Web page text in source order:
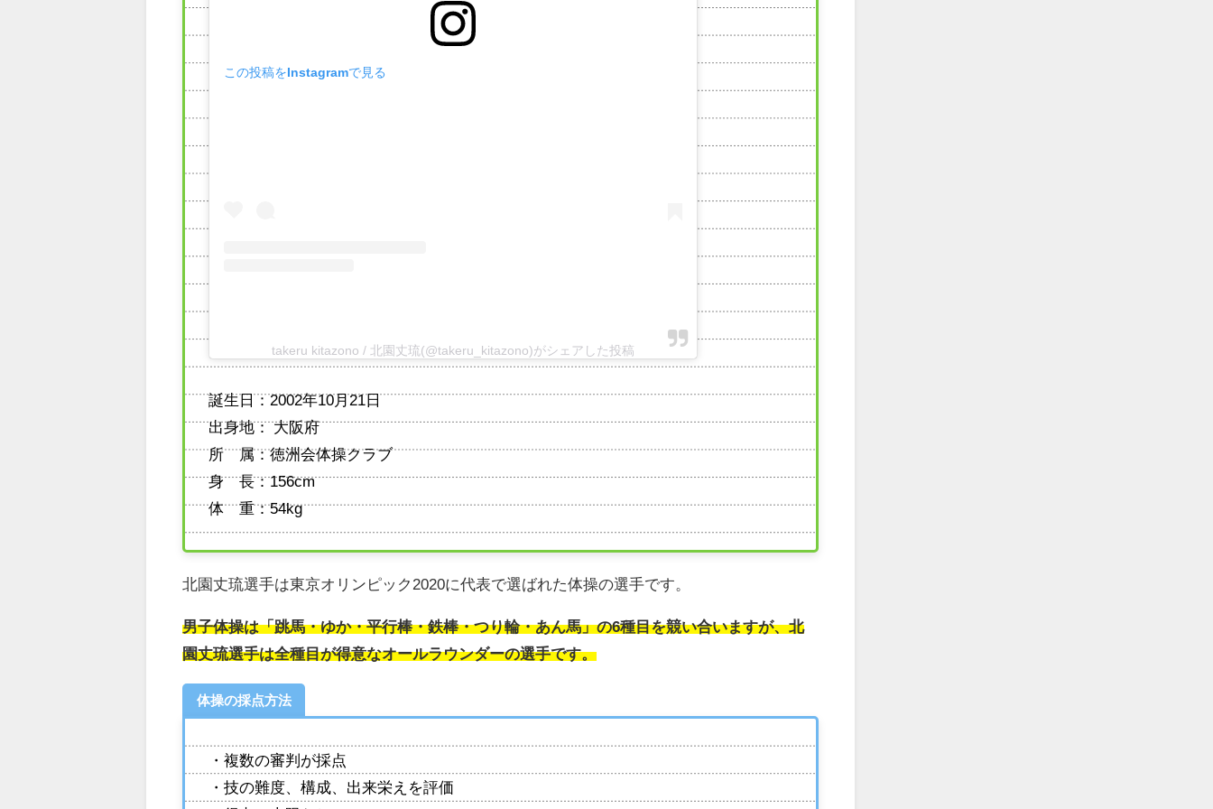
この投稿をInstagramで見る
takeru kitazono / 北園丈琉(@takeru_kitazono)がシェアした投稿
誕生日：2002年10月21日
出身地： 大阪府
所 属：徳洲会体操クラブ
身 長：156cm
体 重：54kg
北園丈琉選手は東京オリンピック2020に代表で選ばれた体操の選手です。
男子体操は「跳馬・ゆか・平行棒・​鉄棒・つり輪・あん馬」の6種目を競い合いますが、北
園丈琉選手は全種目が得意なオールラウンダーの選手です。
体操の採点方法
・複数の審判が採点
・技の難度、構成、出来栄えを評価